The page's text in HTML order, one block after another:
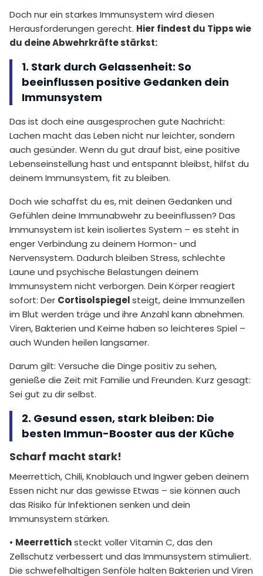
Doch nur ein starkes Immunsystem wird diesen
Herausforderungen gerecht. Hier findest du Tipps wie
du deine Abwehrkräfte stärkst:
1. Stark durch Gelassenheit: So
beeinflussen positive Gedanken dein
Immunsystem
Das ist doch eine ausgesprochen gute Nachricht:
Lachen macht das Leben nicht nur leichter, sondern
auch gesünder. Wenn du gut drauf bist, eine positive
Lebenseinstellung hast und entspannt bleibst, hilfst du
deinem Immunsystem, fit zu bleiben.
Doch wie schaffst du es, mit deinen Gedanken und
Gefühlen deine Immunabwehr zu beeinflussen? Das
Immunsystem ist kein isoliertes System – es steht in
enger Verbindung zu deinem Hormon- und
Nervensystem. Dadurch bleiben Stress, schlechte
Laune und psychische Belastungen deinem
Immunsystem nicht verborgen. Dein Körper reagiert
sofort: Der Cortisolspiegelsteigt, deine Immunzellen
im Blut werden träge und ihre Anzahl kann abnehmen.
Viren, Bakterien und Keime haben so leichteres Spiel –
auch Wunden heilen langsamer.
Darum gilt: Versuche die Dinge positiv zu sehen,
genieße die Zeit mit Familie und Freunden. Kurz gesagt:
Sei gut zu dir selbst.
2. Gesund essen, stark bleiben: Die
besten Immun-Booster aus der Küche
Scharf macht stark!
Meerrettich, Chili, Knoblauch und Ingwer geben deinem
Essen nicht nur das gewisse Etwas – sie können auch
das Risiko für Infektionen senken und dein
Immunsystem stärken.
• Meerrettichsteckt voller Vitamin C, das den
Zellschutz verbessert und das Immunsystem stimuliert.
Die schwefelhaltigen Senföle halten Bakterien und Viren